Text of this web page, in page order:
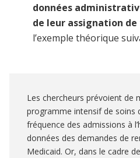
données
de leur assignation
l’exemple théorique
Les chercheurs prévoient de
programme intensif de soins
fréquence des admissions à
données des demandes de
Medicaid. Or, dans le cadre